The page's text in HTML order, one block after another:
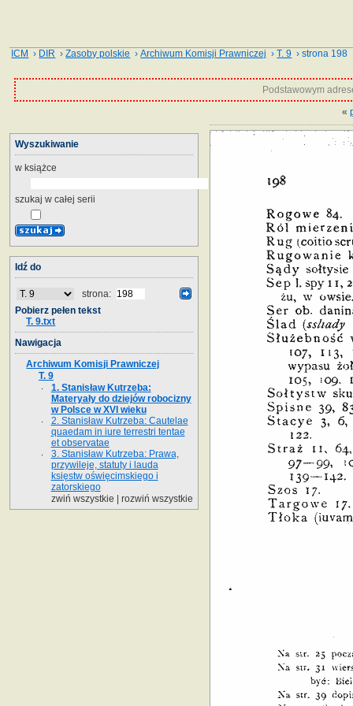
ICM › DIR ›Zasoby polskie ›Archiwum Komisji Prawniczej ›T. 9 › strona 198
Podstawowym
«
Wyszukiwanie
w książce
szukaj w całej serii
Idź do
strona:
Pobierz pełen tekst
T. 9.txt
Nawigacja
Archiwum Komisji Prawniczej
T. 9
1. Stanisław Kutrzeba:
Materyały do dziejów robocizny
w Polsce w XVI wieku
2. Stanisław Kutrzeba: Cautelae
quaedam in iure terrestri tentae
et observatae
3. Stanisław Kutrzeba: Prawa,
przywileje, statuty i lauda
księstw oświęcimskiego i
zatorskiego
zwiń wszystkie
rozwiń wszystkie